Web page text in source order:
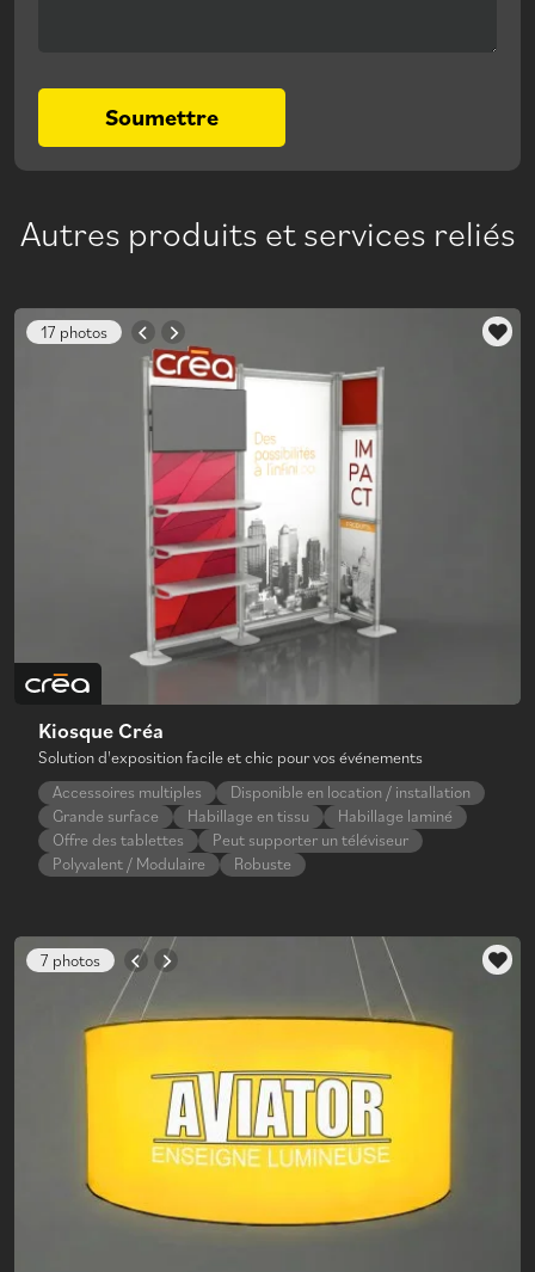
Soumettre
Autres produits et services reliés
17 photos
Kiosque Créa
Solution d'exposition facile et chic pour vos événements
Accessoires multiples
Disponible en location / installation
Grande surface
Habillage en tissu
Habillage laminé
Offre des tablettes
Peut supporter un téléviseur
Polyvalent / Modulaire
Robuste
7 photos